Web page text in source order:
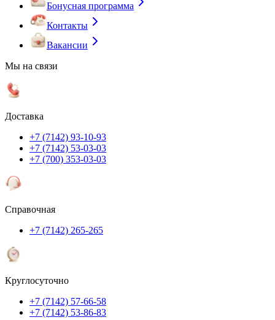
Бонусная программа
Контакты
Вакансии
Мы на связи
Доставка
+7 (7142) 93-10-93
+7 (7142) 53-03-03
+7 (700) 353-03-03
Справочная
+7 (7142) 265-265
Круглосуточно
+7 (7142) 57-66-58
+7 (7142) 53-86-83